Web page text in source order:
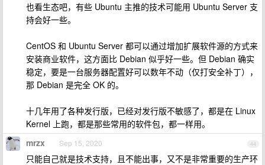
也看生态吧，有些 Ubuntu 主推的技术可能用 Ubuntu Server 支
持会好一些。
CentOS 和 Ubuntu Server 都可以通过增加扩展软件源的方式来
安装商业软件，这方面比 Debian 似乎好一些。但 Debian 确实
稳定，要是一台服务器配置好可以数年不动（仅打安全补丁），
那 Debian 是完全 OK 的。
十几年用了各种发行版，已经对发行版不敏感了，都是在 Linux
Kernel 上跑，都是那些常用的软件包，都一样用。
44
mrzx Sep 15, 2020
只能自己就是技术支持，且不能出事，又不是非常重要的生产环